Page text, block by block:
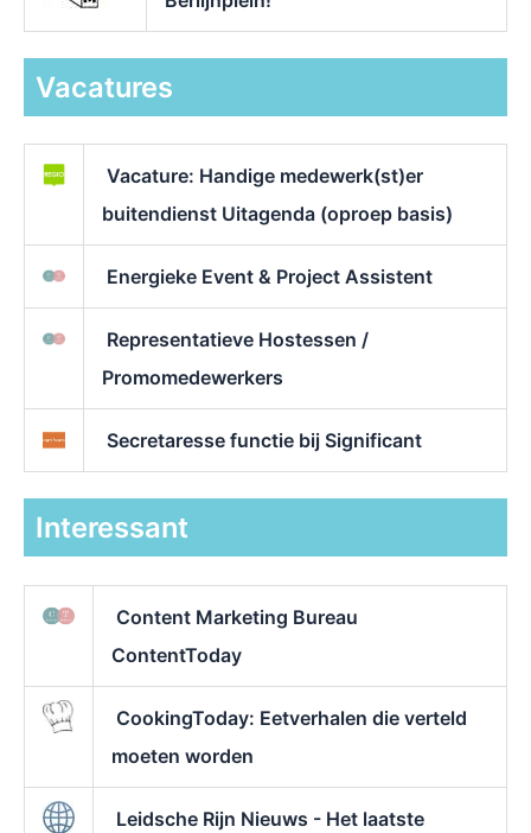
Vacatures
Vacature: Handige medewerk(st)er
buitendienst Uitagenda (oproep basis)
Energieke Event & Project Assistent
Representatieve Hostessen /
Promomedewerkers
Secretaresse functie bij Significant
Interessant
Content Marketing Bureau
ContentToday
CookingToday: Eetverhalen die verteld
moeten worden
Leidsche Rijn Nieuws - Het laatste